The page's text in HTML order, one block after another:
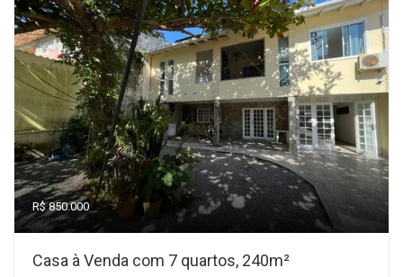
R$ 850.000
Casa à Venda com 7 quartos, 240m²